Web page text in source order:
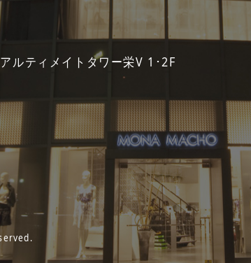
ルティメイトタワー栄V 1･2F